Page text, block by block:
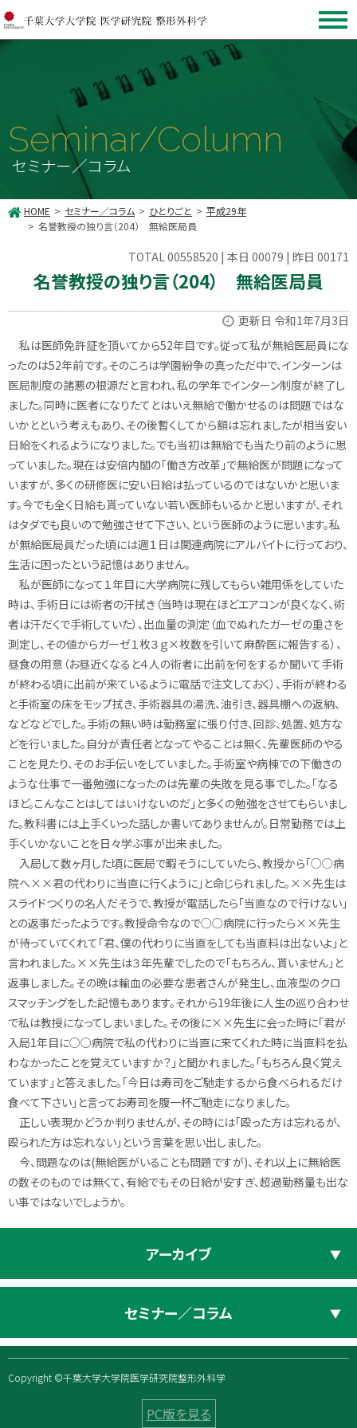
Seminar/Column
セミナー／コラム
HOME セミナー／コラム ひとりごと
平成29年
名誉教授の独り言（204） 無給医局員
TOTAL 00558520 | 本日 00079 | 昨日 00171
名誉教授の独り言（204） 無給医局員
更新日 令和1年7月3日
私は医師免許証を頂いてから52年目です。従って私が無給医局員にな
ったのは52年前です。そのころは学園紛争の真っただ中で、インターンは
医局制度の諸悪の根源だと言われ、私の学年でインターン制度が終了し
ました。同時に医者になりたてとはいえ無給で働かせるのは問題ではな
いかとという考えもあり、その後暫くしてから額は忘れましたが相当安い
日給をくれるようになりました。でも当初は無給でも当たり前のように思
っていました。現在は安倍内閣の「働き方改革」で無給医が問題になって
いますが、多くの研修医に安い日給は払っているのではないかと思いま
す。今でも全く日給も貰っていない若い医師もいるかと思いますが、それ
はタダでも良いので勉強させて下さい、という医師のように思います。私
が無給医局員だった頃には週１日は関連病院にアルバイトに行っており、
生活に困ったという記憶はありません。
私が医師になって１年目に大学病院に残してもらい雑用係をしていた
時は、手術日には術者の汗拭き（当時は現在ほどエアコンが良くなく、術
者は汗だくで手術していた）、出血量の測定（血でぬれたガーゼの重さを
測定し、その値からガーゼ１枚３ｇ×枚数を引いて麻酔医に報告する）、
昼食の用意（お昼近くなると４人の術者に出前を何をするか聞いて手術
が終わる頃に出前が来ているように電話で注文しておく）、手術が終わる
と手術室の床をモップ拭き、手術器具の湯洗、油引き、器具棚への返納、
などなどでした。手術の無い時は勤務室に張り付き、回診、処置、処方な
どを行いました。自分が責任者となってやることは無く、先輩医師のやる
ことを見たり、そのお手伝いをしていました。手術室や病棟での下働きの
ような仕事で一番勉強になったのは先輩の失敗を見る事でした。「なる
ほど。こんなことはしてはいけないのだ」と多くの勉強をさせてもらいまし
た。教科書には上手くいった話しか書いてありませんが。日常勤務では上
手くいかないことを日々学ぶ事が出来ました。
入局して数ヶ月した頃に医局で暇そうにしていたら、教授から「○○病
院へ××君の代わりに当直に行くように」と命じられました。××先生は
スライドつくりの名人だそうで、教授が電話したら「当直なので行けない」
との返事だったようです。教授命令なので○○病院に行ったら××先生
が待っていてくれて「君、僕の代わりに当直をしても当直料は出ないよ」と
言われました。××先生は３年先輩でしたので「もちろん、貰いません」と
返事しました。その晩は輸血の必要な患者さんが発生し、血液型のクロ
スマッチングをした記憶もあります。それから19年後に人生の巡り合わせ
で私は教授になってしまいました。その後に××先生に会った時に「君が
入局1年目に○○病院で私の代わりに当直に来てくれた時に当直料を払
わなかったことを覚えていますか？」と聞かれました。「もちろん良く覚え
ています」と答えました。「今日は寿司をご馳走するから食べられるだけ
食べて下さい」と言ってお寿司を腹一杯ご馳走になりました。
正しい表現かどうか判りませんが、その時には「殴った方は忘れるが、
殴られた方は忘れない」という言葉を思い出しました。
今、問題なのは(無給医がいることも問題ですが)、それ以上に無給医
の数そのものでは無くて、有給でもその日給が安すぎ、超過勤務量も出な
い事ではないでしょうか。
アーカイブ
セミナー／コラム
Copyright ©千葉大学大学院医学研究院整形外科学
PC版を見る